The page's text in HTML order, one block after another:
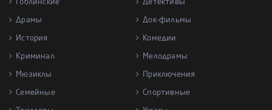
Гоблинские Детективы
Драмы Док-фильмы
История Комедии
Криминал Мелодрамы
Мюзиклы Приключения
Семейные Спортивные